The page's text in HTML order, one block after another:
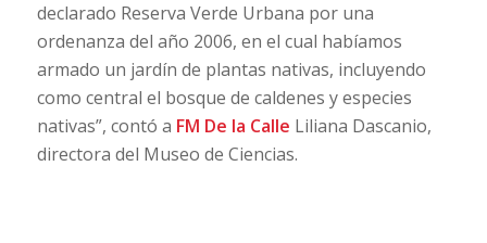
declarado Reserva Verde Urbana por una
ordenanza del año 2006, en el cual habíamos
armado un jardín de plantas nativas, incluyendo
como central el bosque de caldenes y especies
nativas”, contó a FM De la Calle Liliana Dascanio,
directora del Museo de Ciencias.